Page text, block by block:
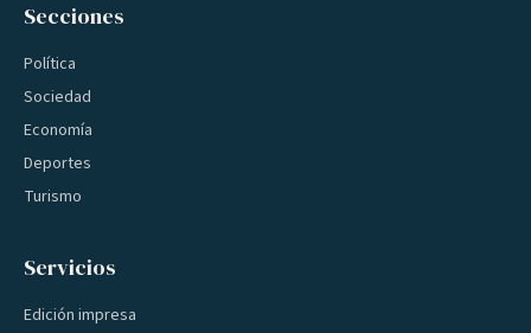
Secciones
Política
Sociedad
Economía
Deportes
Turismo
Servicios
Edición impresa